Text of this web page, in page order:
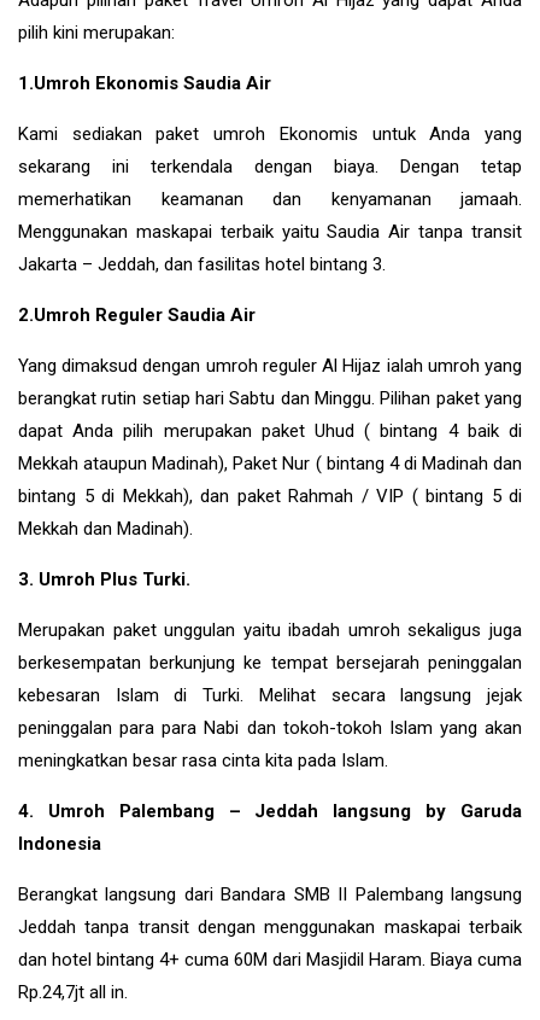
pilih kini merupakan:
1.Umroh Ekonomis Saudia Air
Kami sediakan paket umroh Ekonomis untuk Anda yang
sekarang ini terkendala dengan biaya. Dengan tetap
memerhatikan keamanan dan kenyamanan jamaah.
Menggunakan maskapai terbaik yaitu Saudia Air tanpa transit
Jakarta – Jeddah, dan fasilitas hotel bintang 3.
2.Umroh Reguler Saudia Air
Yang dimaksud dengan umroh reguler Al Hijaz ialah umroh yang
berangkat rutin setiap hari Sabtu dan Minggu. Pilihan paket yang
dapat Anda pilih merupakan paket Uhud ( bintang 4 baik di
Mekkah ataupun Madinah), Paket Nur ( bintang 4 di Madinah dan
bintang 5 di Mekkah), dan paket Rahmah / VIP ( bintang 5 di
Mekkah dan Madinah).
3. Umroh Plus Turki.
Merupakan paket unggulan yaitu ibadah umroh sekaligus juga
berkesempatan berkunjung ke tempat bersejarah peninggalan
kebesaran Islam diTurki . Melihat secara langsung jejak
peninggalan para para Nabi dan tokoh-tokoh Islam yang akan
meningkatkan besar rasa cinta kita pada Islam.
4. Umroh Palembang – Jeddah langsung by Garuda
Indonesia
Berangkat langsung dari Bandara SMB II Palembang langsung
Jeddah tanpa transit dengan menggunakan maskapai terbaik
dan hotel bintang 4+ cuma 60M dari Masjidil Haram. Biaya cuma
Rp.24,7jt all in.